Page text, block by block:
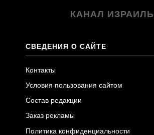
КАНАЛ ИЗРАИЛЬ
СВЕДЕНИЯ О САЙТЕ
Контакты
Условия пользования сайтом
Состав редакции
Заказ рекламы
Политика конфиденциальности